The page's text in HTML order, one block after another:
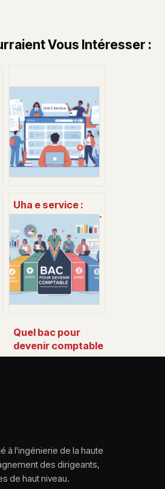
Vous Intéresser :
Uha e service :
comment accéder
simplement à vos
démarches en
ligne
Quel bac pour
devenir comptable
: le guide clair pour
à l'ingénierie de la haute
des dirigeants,
de haut niveau.